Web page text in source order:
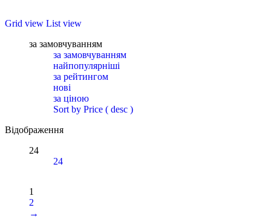
Grid view List view
за замовчуванням
за замовчуванням
найпопулярніші
за рейтингом
нові
за ціною
Sort by Price ( desc )
Відображення
24
24
1
2
→